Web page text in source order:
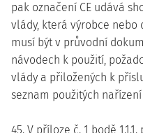
pak označení CE udává
vlády, která výrobce nebo
musí být v průvodní
návodech k použití,
vlády a přiložených k
seznam použitých nařízení
45. V příloze č. 1 bodě